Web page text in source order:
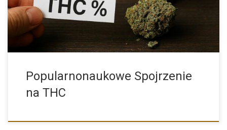
Popularnonaukowe Spojrzenie
na THC